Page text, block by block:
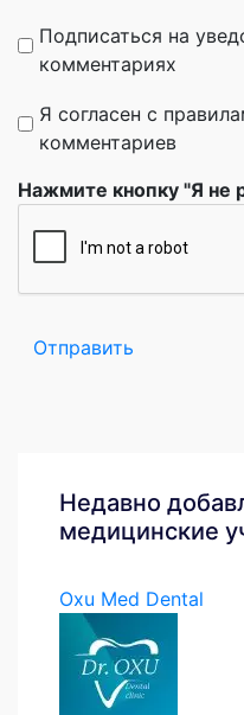
Подписаться на
комментариях
Я согласен с
комментариев
Нажмите кнопку "Я не
Отправить
Недавно
медицинские
Oxu Med Dental